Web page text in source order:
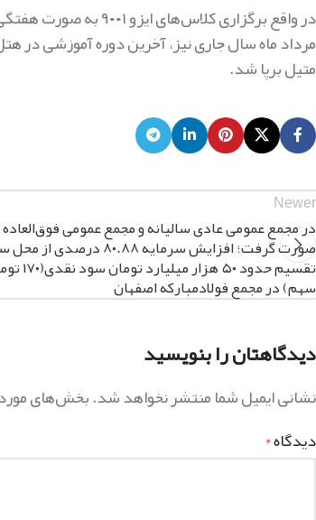
مرداد ماه سال جاری نیز، آخرین دوره آموزشی در
متیل برپا شد.
Newer
در مجمع عمومی عادی سالیانه و مجمع عمومی فوق‌العاده
صورت گرفت؛ افزایش سرمایه
تقسیم
سهم) در مجمع فولادمباركه اصفهان
دیدگاهتان را بنویسید
نشانی ایمیل شما منتشر نخواهد شد.بخش‌های
دیدگاه*